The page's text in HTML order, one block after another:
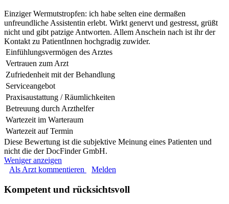
Einziger Wermutstropfen: ich habe selten eine dermaßen
unfreundliche Assistentin erlebt. Wirkt genervt und gestresst, grüßt
nicht und gibt patzige Antworten. Allem Anschein nach ist ihr der
Kontakt zu PatientInnen hochgradig zuwider.
Einfühlungsvermögen des Arztes
Vertrauen zum Arzt
Zufriedenheit mit der Behandlung
Serviceangebot
Praxisaustattung / Räumlichkeiten
Betreuung durch Arzthelfer
Wartezeit im Warteraum
Wartezeit auf Termin
Diese Bewertung ist die subjektive Meinung eines Patienten und
nicht die der DocFinder GmbH.
Weniger anzeigen
Als Arzt kommentieren
Melden
Kompetent und rücksichtsvoll